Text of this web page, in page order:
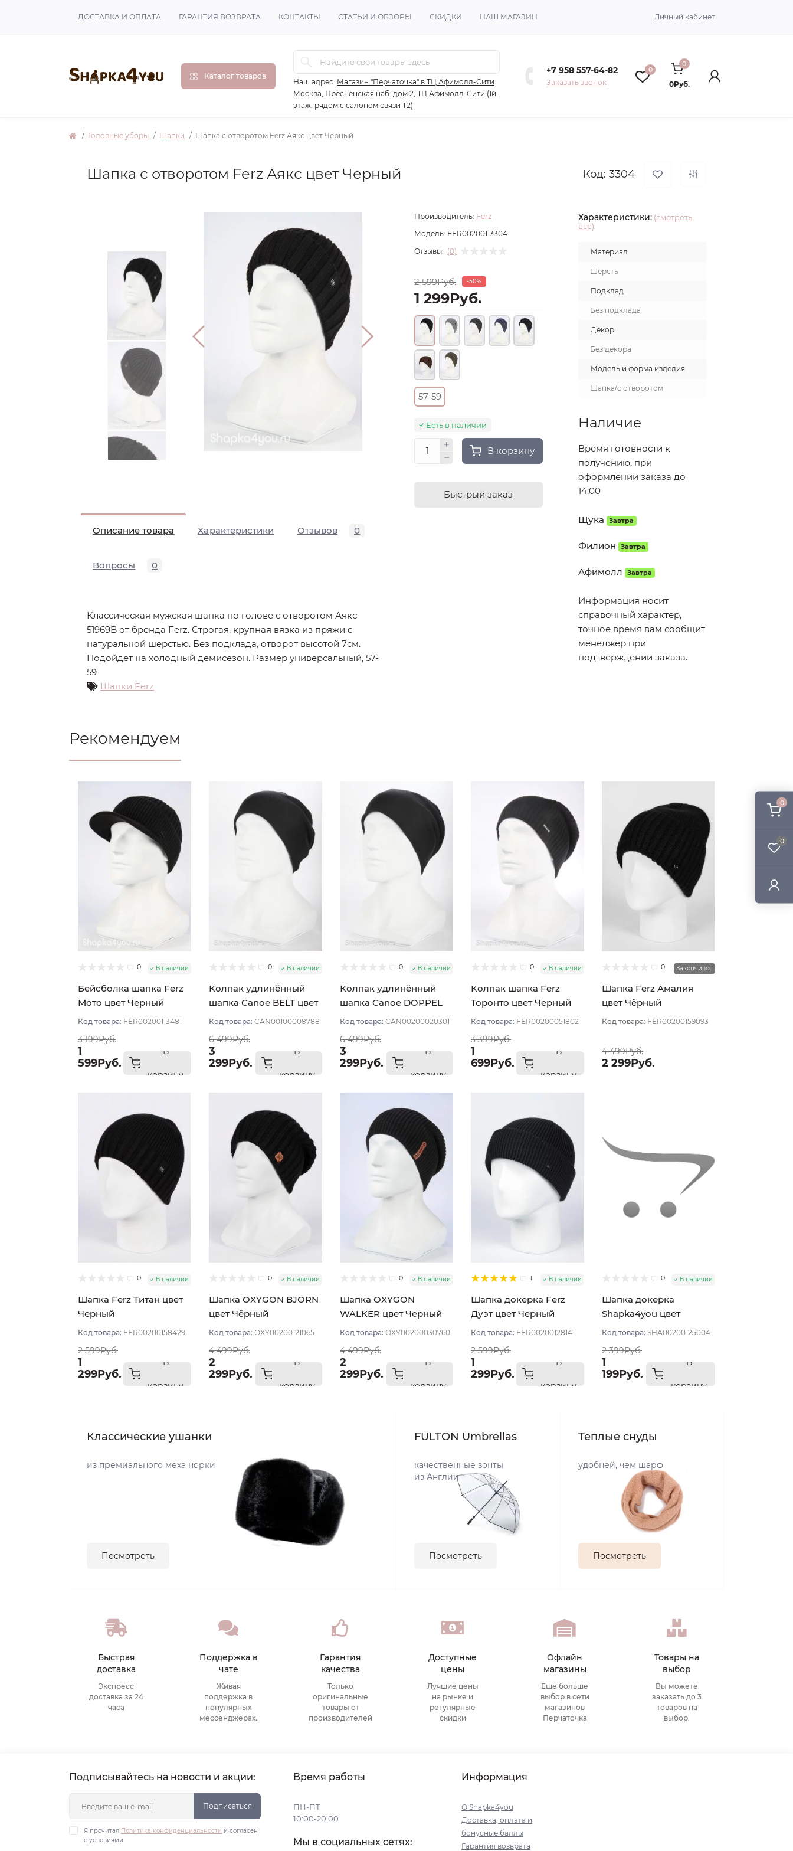
0
0
ДОСТАВКА И ОПЛАТА ГАРАНТИЯ ВОЗВРАТА КОНТАКТЫ СТАТЬИ И ОБЗОРЫ СКИДКИ НАШ МАГАЗИН Личный кабинет
Каталог товаров
Наш адрес: Магазин "Перчаточка" в ТЦ Афимолл-Сити
Москва, Пресненская наб. дом 2, ТЦ Афимолл-Сити (1й
этаж, рядом с салоном связи Т2)
+7 958 557-64-82
Заказать звонок
0
0
0Руб.
Головные уборы Шапки Шапка с отворотом Ferz Аякс цвет Черный
Шапка с отворотом Ferz Аякс цвет Черный Код: 3304
Описание товара Характеристики Отзывов 0
Вопросы 0
Классическая мужская шапка по голове с отворотом Аякс
51969B от бренда Ferz. Строгая, крупная вязка из пряжи с
натуральной шерстью. Без подклада, отворот высотой 7см.
Подойдет на холодный демисезон. Размер универсальный, 57-
59
Шапки Ferz
Производитель: Ferz
Модель: FER00200113304
Отзывы: (0)
2 599Руб. -50%
1 299Руб.
57-59
Есть в наличии
В корзину
Быстрый заказ
Характеристики: (смотреть
все)
Материал
Шерсть
Подклад
Без подклада
Декор
Без декора
Модель и форма изделия
Шапка/с отворотом
Наличие
Время готовности к
получению, при
оформлении заказа до
14:00
Щука Завтра
Филион Завтра
Афимолл Завтра
Информация носит
справочный характер,
точное время вам сообщит
менеджер при
подтверждении заказа.
Рекомендуем
0 В наличии
Бейсболка шапка Ferz
Мото цвет Черный
Код товара: FER00200113481
3 199Руб.
1
599Руб.
В
корзину
0 В наличии
Колпак удлинённый
шапка Canoe BELT цвет
Черный
Код товара: CAN00100008788
6 499Руб.
3
299Руб.
В
корзину
0 В наличии
Колпак удлинённый
шапка Canoe DOPPEL
цвет Чёрный
Код товара: CAN00200020301
6 499Руб.
3
299Руб.
В
корзину
0 В наличии
Колпак шапка Ferz
Торонто цвет Черный
Код товара: FER00200051802
3 399Руб.
1
699Руб.
В
корзину
0 Закончился
Шапка Ferz Амалия
цвет Чёрный
Код товара: FER00200159093
4 499Руб.
2 299Руб.
0 В наличии
Шапка Ferz Титан цвет
Черный
Код товара: FER00200158429
2 599Руб.
1
299Руб.
В
корзину
0 В наличии
Шапка OXYGON BJORN
цвет Чёрный
Код товара: OXY00200121065
4 499Руб.
2
299Руб.
В
корзину
0 В наличии
Шапка OXYGON
WALKER цвет Черный
Код товара: OXY00200030760
4 499Руб.
2
299Руб.
В
корзину
1 В наличии
Шапка докерка Ferz
Дуэт цвет Черный
Код товара: FER00200128141
2 599Руб.
1
299Руб.
В
корзину
0 В наличии
Шапка докерка
Shapka4you цвет
Черный угольный
Код товара: SHA00200125004
2 399Руб.
1
199Руб.
В
корзину
Классические ушанки
из премиального меха норки
Посмотреть
FULTON Umbrellas
качественные зонты
из Англии
Посмотреть
Теплые снуды
удобней, чем шарф
Посмотреть
Быстрая
доставка
Экспресс
доставка за 24
часа
Поддержка в
чате
Живая
поддержка в
популярных
мессенджерах.
Гарантия
качества
Только
оригинальные
товары от
производителей
Доступные
цены
Лучшие цены
на рынке и
регулярные
скидки
Офлайн
магазины
Еще больше
выбор в сети
магазинов
Перчаточка
Товары на
выбор
Вы можете
заказать до 3
товаров на
выбор.
Подписывайтесь на новости и акции:
Подписаться
Я прочитал Политика конфиденциальности и согласен
с условиями
Время работы
ПН-ПТ
10:00-20:00
Мы в социальных сетях:
Информация
О Shapka4you
Доставка, оплата и
бонусные баллы
Гарантия возврата